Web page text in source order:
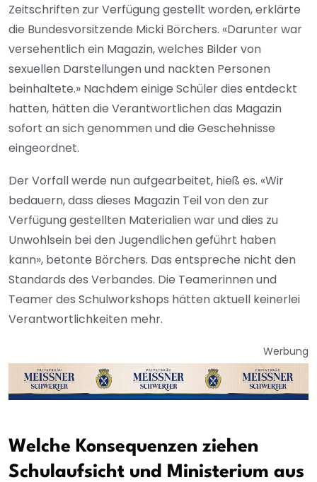
Zeitschriften zur Verfügung gestellt worden, erklärte
die Bundesvorsitzende Micki Börchers. «Darunter war
versehentlich ein Magazin, welches Bilder von
sexuellen Darstellungen und nackten Personen
beinhaltete.» Nachdem einige Schüler dies entdeckt
hatten, hätten die Verantwortlichen das Magazin
sofort an sich genommen und die Geschehnisse
eingeordnet.
Der Vorfall werde nun aufgearbeitet, hieß es. «Wir
bedauern, dass dieses Magazin Teil von den zur
Verfügung gestellten Materialien war und dies zu
Unwohlsein bei den Jugendlichen geführt haben
kann», betonte Börchers. Das entspreche nicht den
Standards des Verbandes. Die Teamerinnen und
Teamer des Schulworkshops hätten aktuell keinerlei
Verantwortlichkeiten mehr.
Werbung
Welche Konsequenzen ziehen
Schulaufsicht und Ministerium aus